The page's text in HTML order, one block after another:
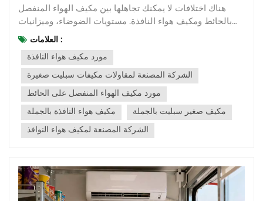
هناك اختلافات لا يمكنك تجاهلها بين مكيف الهواء المنفصل
بالحائط ومكيف هواء النافذة. مستويات الضوضاء، وميزانيات
التكلفة، وكفاءة الطاقة، وطرق التثبيت، وسهولة الصيانة، وما
إلى ذلك. قد يؤثر كل عامل على اختيارك النهائي. ومن الضروري
معرفة ذلك مقدما. فيما يلي تحليل مقارن مفصل لها، بالإضافة
إلى رؤى مهنية...
العلامات :
مورد مكيف هواء النافذة
الشركة المصنعة لمقاولات مكيفات سبليت صغيرة
مورد مكيف الهواء المنفصل على الحائط
مكيف هواء النافذة بالجملة
مكيف صغير سبليت بالجملة
الشركة المصنعة لمكيف هواء النوافذ